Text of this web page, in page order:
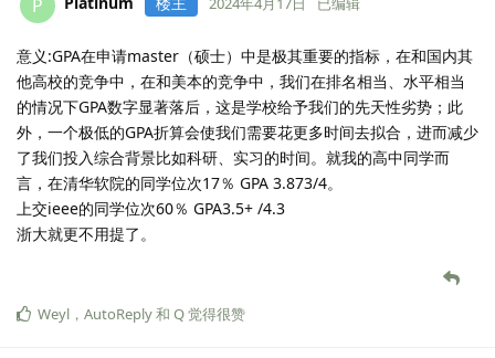
P
意义:GPA在申请master（硕士）中是极其重要的指标，在和国内其
他高校的竞争中，在和美本的竞争中，我们在排名相当、水平相当
的情况下GPA数字显著落后，这是学校给予我们的先天性劣势；此
外，一个极低的GPA折算会使我们需要花更多时间去拟合，进而减少
了我们投入综合背景比如科研、实习的时间。就我的高中同学而
言，在清华软院的同学位次17％ GPA 3.873/4。
上交ieee的同学位次60％ GPA3.5+ /4.3
浙大就更不用提了。
Weyl ， AutoReply和 Q觉得很赞